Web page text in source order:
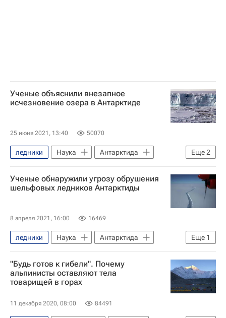
Ученые объяснили внезапное
исчезновение озера в Антарктиде
25 июня 2021, 13:40 50070
Еще2
ледники Наука
Антарктида
Земля - РИА Наука
Глобальное потепление
Ученые обнаружили угрозу обрушения
шельфовых ледников Антарктиды
8 апреля 2021, 16:00 16469
Еще 1
ледники Наука
Антарктида
Земля - РИА Наука
"Будь готов к гибели". Почему
альпинисты оставляют тела
товарищей в горах
11 декабря 2020, 08:00 84491